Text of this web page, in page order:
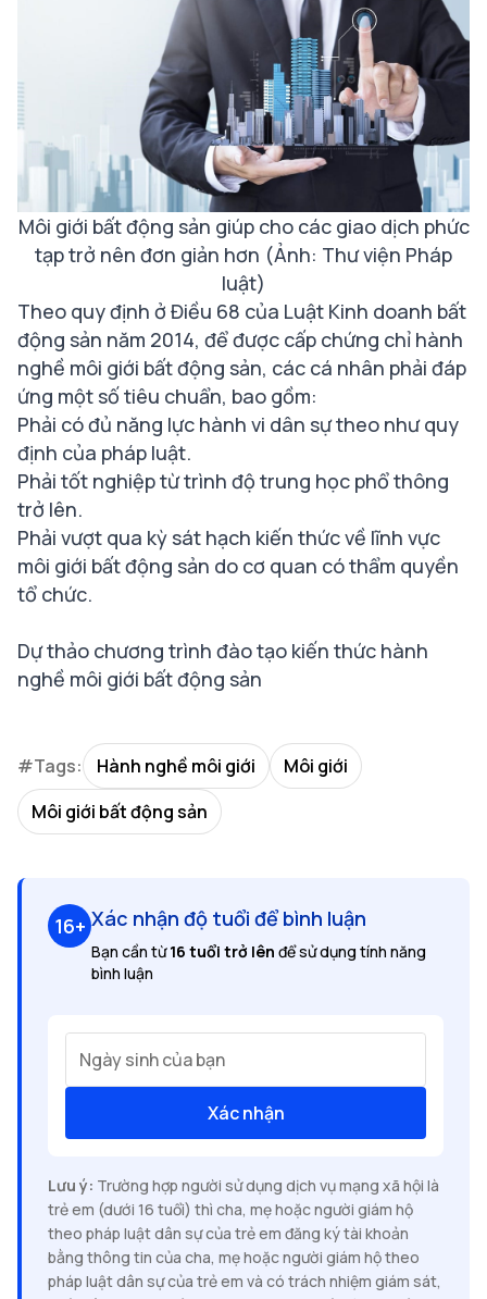
Môi giới bất động sản giúp cho các giao dịch phức
tạp trở nên đơn giản hơn (Ảnh: Thư viện Pháp
luật)
Theo quy định ở Điều 68 của Luật Kinh doanh bất
động sản năm 2014, để được cấp chứng chỉ hành
nghề môi giới bất động sản, các cá nhân phải đáp
ứng một số tiêu chuẩn, bao gồm:
Phải có đủ năng lực hành vi dân sự theo như quy
định của pháp luật.
Phải tốt nghiệp từ trình độ trung học phổ thông
trở lên.
Phải vượt qua kỳ sát hạch kiến thức về lĩnh vực
môi giới bất động sản do cơ quan có thẩm quyền
tổ chức.
Dự thảo chương trình đào tạo kiến thức hành
nghề môi giới bất động sản
#Tags: Hành nghề môi giới
Môi giới
Môi giới bất động sản
16+ Xác nhận độ tuổi để bình luận
Bạn cần từ16 tuổi trở lên để sử dụng tính năng
bình luận
Ngày sinh của bạn
Xác nhận
Lưu ý: Trường hợp người sử dụng dịch vụ mạng xã hội là
trẻ em (dưới 16 tuổi) thì cha, mẹ hoặc người giám hộ
theo pháp luật dân sự của trẻ em đăng ký tài khoản
bằng thông tin của cha, mẹ hoặc người giám hộ theo
pháp luật dân sự của trẻ em và có trách nhiệm giám sát,